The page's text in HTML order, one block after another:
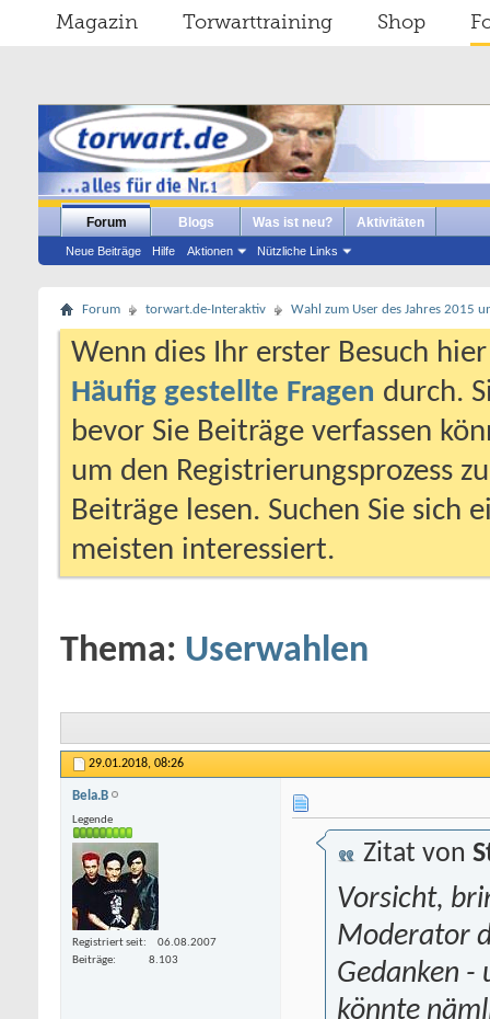
Magazin Torwarttraining Shop
Forum
Neue Beiträge Hilfe Aktionen Nützliche Links
Blogs Was ist neu? Aktivitäten
Forum torwart.de-Interaktiv Wahl zum User des Jahres 2015
Wenn dies Ihr erster Besuch
Häufig gestellte Fragen durch.
bevor Sie Beiträge verfassen
um den Registrierungsprozess
Beiträge lesen. Suchen Sie sich
meisten interessiert.
Thema: Userwahlen
29.01.2018, 08:26
Bela.B
Legende
Registriert seit
06.08.2007
Beiträge
8.103
Zitat von
Vorsicht,
Moderator
Gedanken -
könnte